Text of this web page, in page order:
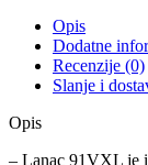
Opis
Dodatne
Recenzije (0)
Slanje i
Opis
– Lanac 91VXL je